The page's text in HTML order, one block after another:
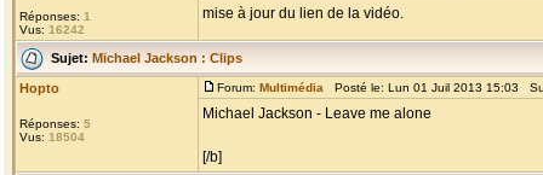
Réponses: 1
Vus: 16242
mise à jour du lien de la vidéo.
Sujet: Michael Jackson : Clips
Hopto
Réponses: 5
Vus: 18504
Forum: Multimédia Posté le: Lun 01 Juil 2013 15:03
Michael Jackson - Leave me alone
[/b]